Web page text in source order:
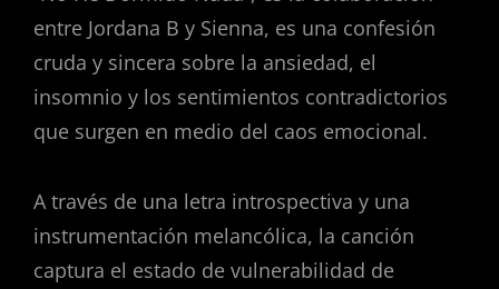
entre Jordana B y Sienna, es una confesión
cruda y sincera sobre la ansiedad, el
insomnio y los sentimientos contradictorios
que surgen en medio del caos emocional.
A través de una letra introspectiva y una
instrumentación melancólica, la canción
captura el estado de vulnerabilidad de